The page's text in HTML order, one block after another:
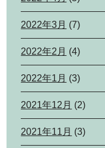
2022年3月 (7)
2022年2月 (4)
2022年1月 (3)
2021年12月 (2)
2021年11月 (3)